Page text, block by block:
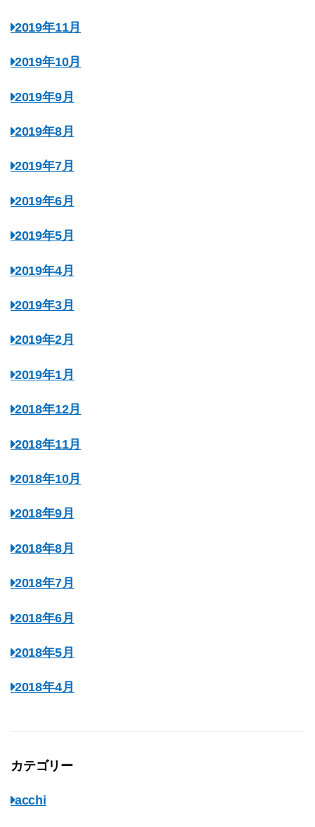
2019年11月
2019年10月
2019年9月
2019年8月
2019年7月
2019年6月
2019年5月
2019年4月
2019年3月
2019年2月
2019年1月
2018年12月
2018年11月
2018年10月
2018年9月
2018年8月
2018年7月
2018年6月
2018年5月
2018年4月
カテゴリー
acchi